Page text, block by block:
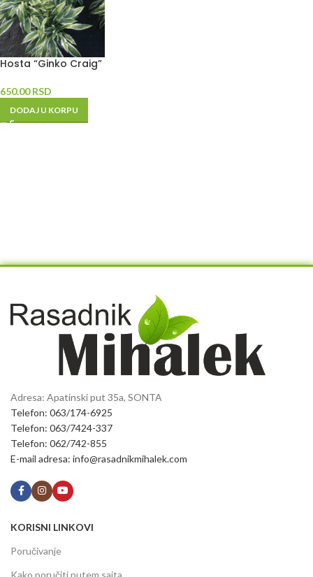
Hosta “Ginko Craig”
650.00RSD
DODAJ U KORPU
Adresa: Apatinski put 35a, SONTA
Telefon: 063/174-6925
Telefon: 063/7424-337
Telefon: 062/742-855
E-mail adresa: info@rasadnikmihalek.com
KORISNI LINKOVI
Poručivanje
Kako poručiti putem sajta